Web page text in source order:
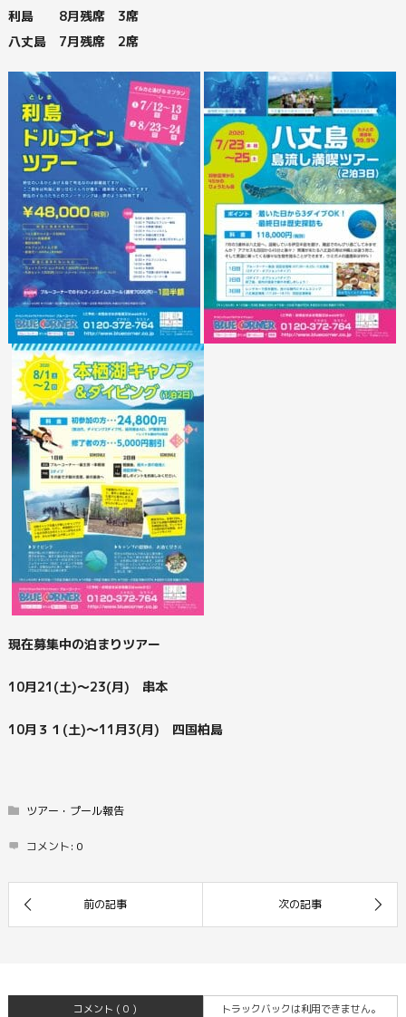
利島 8月残席 3席
八丈島 7月残席 2席
現在募集中の泊まりツアー
10月21(土)～23(月) 串本
10月３１(土)～11月3(月) 四国柏島
ツアー・プール報告
コメント: 0
コメント ( 0 ) トラックバックは利用できません。